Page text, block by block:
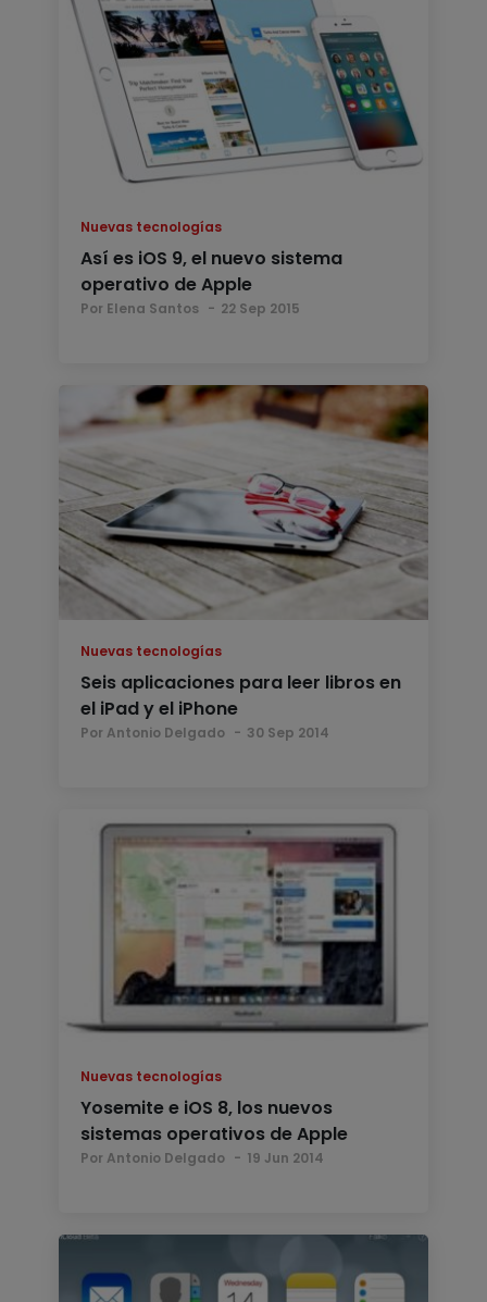
Nuevas tecnologías
Así es iOS 9, el nuevo sistema
operativo de Apple
Por Elena Santos 22 Sep 2015
Nuevas tecnologías
Seis aplicaciones para leer libros en
el iPad y el iPhone
Por Antonio Delgado 30 Sep 2014
Nuevas tecnologías
Yosemite e iOS 8, los nuevos
sistemas operativos de Apple
Por Antonio Delgado 19 Jun 2014